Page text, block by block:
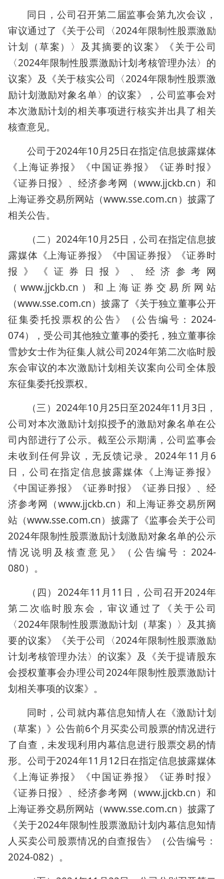
同日，公司召开第二届监事会第九次会议，
审议通过了《关于公司〈2024年限制性股票激励
计划（草案）〉及其摘要的议案》《关于公司
〈2024年限制性股票激励计划考核管理办法〉的
议案》及《关于核实公司〈2024年限制性股票激
励计划激励对象名单〉的议案》，公司监事会对
本次激励计划的相关事项进行核实并出具了相关
核查意见。
公司于2024年10月25日在指定信息披露媒体
《上海证券报》《中国证券报》《证券时报》
《证券日报》、经济参考网（www.jjckb.cn）和
上海证券交易所网站（www.sse.com.cn）披露了
相关公告。
（二）2024年10月25日，公司在指定信息披
露媒体《上海证券报》《中国证券报》《证券时
报》《证券日报》、经济参考网
（www.jjckb.cn）和上海证券交易所网站
（www.sse.com.cn）披露了《关于独立董事公开
征集委托投票权的公告》（公告编号：2024-
074），受公司其他独立董事的委托，独立董事徐
雪妙女士作为征集人就公司2024年第二次临时股
东会审议的本次激励计划相关议案向公司全体股
东征集委托投票权。
（三）2024年10月25日至2024年11月3日，
公司对本次激励计划拟授予的激励对象名单在公
司内部进行了公示。截至公示期满，公司监事会
未收到任何异议，无反馈记录。2024年11月6
日，公司在指定信息披露媒体《上海证券报》
《中国证券报》《证券时报》《证券日报》、经
济参考网（www.jjckb.cn）和上海证券交易所网
站（www.sse.com.cn）披露了《监事会关于公司
2024年限制性股票激励计划激励对象名单的公示
情况说明及核查意见》（公告编号：2024-
080）。
（四）2024年11月11日，公司召开2024年
第二次临时股东会，审议通过了《关于公司
〈2024年限制性股票激励计划（草案）〉及其摘
要的议案》《关于公司〈2024年限制性股票激励
计划考核管理办法〉的议案》及《关于提请股东
会授权董事会办理公司2024年限制性股票激励计
划相关事项的议案》。
同时，公司就内幕信息知情人在《激励计划
（草案）》公告前6个月买卖公司股票的情况进行
了自查，未发现利用内幕信息进行股票交易的情
形。公司于2024年11月12日在指定信息披露媒体
《上海证券报》《中国证券报》《证券时报》
《证券日报》、经济参考网（www.jjckb.cn）和
上海证券交易所网站（www.sse.com.cn）披露了
《关于2024年限制性股票激励计划内幕信息知情
人买卖公司股票情况的自查报告》（公告编号：
2024-082）。